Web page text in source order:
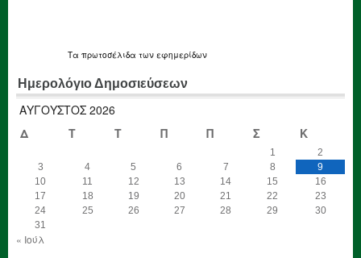
Τα πρωτοσέλιδα των εφημερίδων
Ημερολόγιο Δημοσιεύσεων
ΑΎΓΟΥΣΤΟΣ 2026
Δ
Τ Τ Π Π Σ Κ
1
2
3
4 5 6 7 8
9
10
11 12 13 14 15
16
17
18 19 20 21 22
23
24
25 26 27 28 29
30
31
« Ιούλ